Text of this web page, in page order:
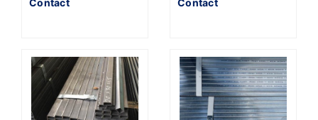
Hòa phát
Contact Contact